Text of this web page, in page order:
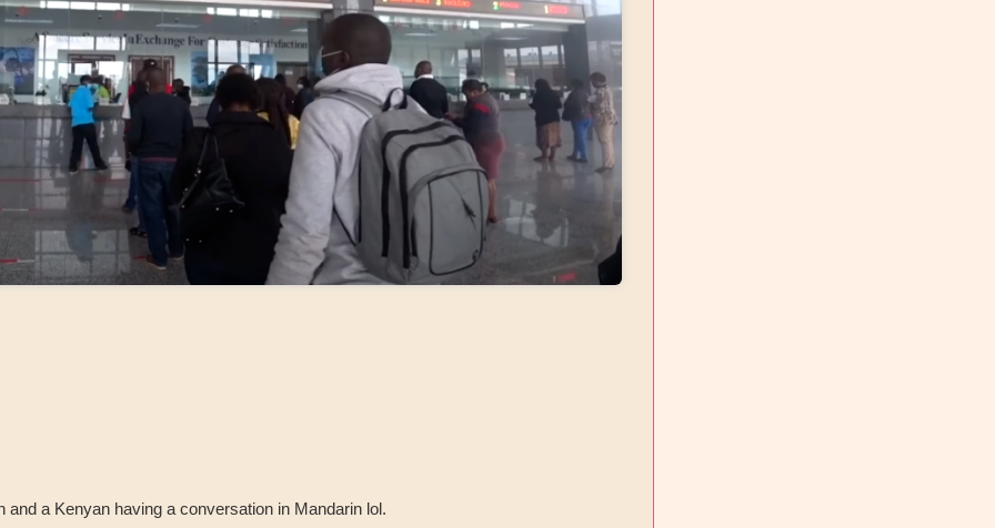
a Kenyan having a conversation in Mandarin lol.